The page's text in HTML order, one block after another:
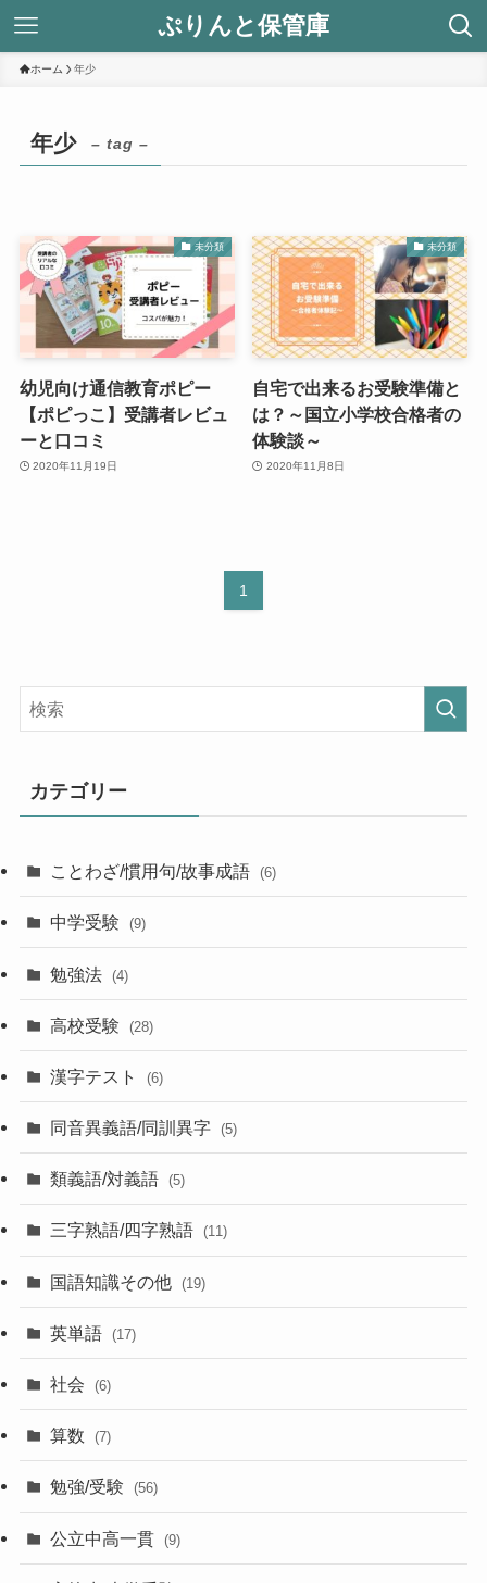
ぷりんと保管庫
ホーム 年少
年少 – tag –
未分類
幼児向け通信教育ポピー
【ポピっこ】受講者レビュ
ーと口コミ
2020年11月19日
未分類
自宅で出来るお受験準備と
は？～国立小学校合格者の
体験談～
2020年11月8日
1
カテゴリー
ことわざ/慣用句/故事成語 (6)
中学受験 (9)
勉強法 (4)
高校受験 (28)
漢字テスト (6)
同音異義語/同訓異字 (5)
類義語/対義語 (5)
三字熟語/四字熟語 (11)
国語知識その他 (19)
英単語 (17)
社会 (6)
算数 (7)
勉強/受験 (56)
公立中高一貫 (9)